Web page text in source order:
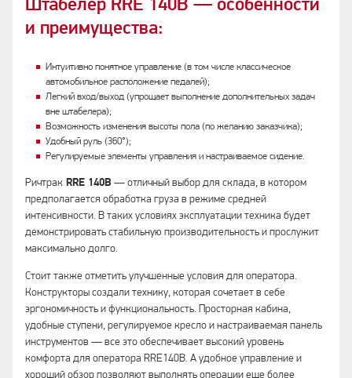
Штабелер RRE 140B — особенности
и преимущества:
Интуитивно понятное управление (в том числе классическое
автомобильное расположение педалей);
Легкий вход/выход (упрощает выполнение дополнительных задач
вне штабелера);
Возможность изменения высоты пола (по желанию заказчика);
Удобный руль (360°);
Регулируемые элементы управления и настраиваемое сидение.
Ричтрак RRE 140B — отличный выбор для склада, в котором
предполагается обработка груза в режиме средней
интенсивности. В таких условиях эксплуатации техника будет
демонстрировать стабильную производительность и прослужит
максимально долго.
Стоит также отметить улучшенные условия для оператора.
Конструкторы создали технику, которая сочетает в себе
эргономичность и функциональность. Просторная кабина,
удобные ступени, регулируемое кресло и настраиваемая панель
инструментов — все это обеспечивает высокий уровень
комфорта для оператора RRE140B. А удобное управление и
хороший обзор позволяют выполнять операции еще более